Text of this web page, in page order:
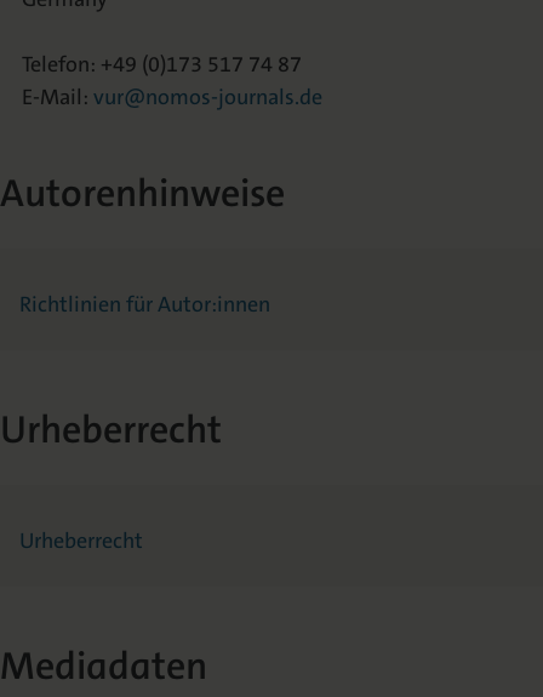
Telefon: +49 (0)173 517 74 87
E-Mail: vur@nomos-journals.de
Autorenhinweise
Richtlinien für Autor:innen
Urheberrecht
Urheberrecht
Mediadaten